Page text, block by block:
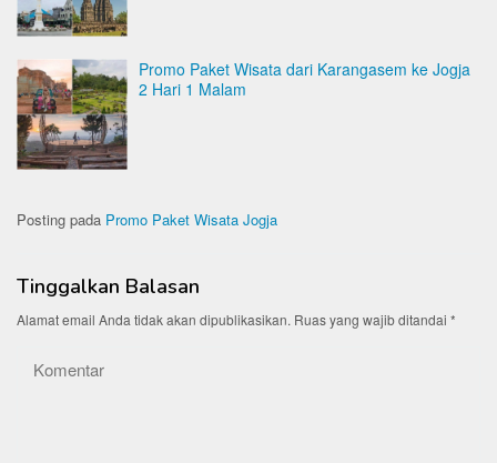
Promo Paket Wisata dari Karangasem ke Jogja
2 Hari 1 Malam
Posting pada Promo Paket Wisata Jogja
Tinggalkan Balasan
Alamat email Anda tidak akan dipublikasikan. Ruas yang wajib ditandai *